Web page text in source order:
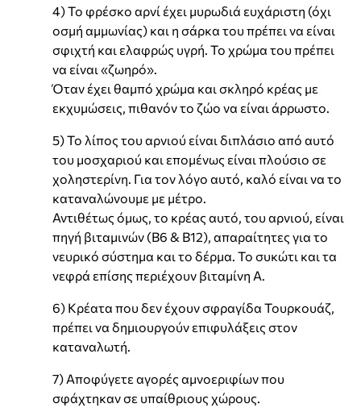
4) Το φρέσκο αρνί έχει μυρωδιά ευχάριστη (όχι
οσμή αμμωνίας) και η σάρκα του πρέπει να είναι
σφιχτή και ελαφρώς υγρή. Το χρώμα του πρέπει
να είναι «ζωηρό».
Όταν έχει θαμπό χρώμα και σκληρό κρέας με
εκχυμώσεις, πιθανόν το ζώο να είναι άρρωστο.
5) Το λίπος του αρνιού είναι διπλάσιο από αυτό
του μοσχαριού και επομένως είναι πλούσιο σε
χοληστερίνη. Για τον λόγο αυτό, καλό είναι να το
καταναλώνουμε με μέτρο.
Αντιθέτως όμως, το κρέας αυτό, του αρνιού, είναι
πηγή βιταμινών (Β6 & Β12), απαραίτητες για το
νευρικό σύστημα και το δέρμα. Το συκώτι και τα
νεφρά επίσης περιέχουν βιταμίνη Α.
6) Κρέατα που δεν έχουν σφραγίδα Τουρκουάζ,
πρέπει να δημιουργούν επιφυλάξεις στον
καταναλωτή.
7) Αποφύγετε αγορές αμνοεριφίων που
σφάχτηκαν σε υπαίθριους χώρους.